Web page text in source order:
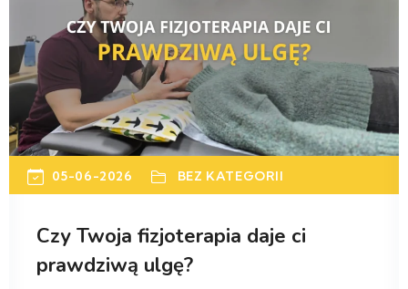
05-06-2026 BEZ KATEGORII
Czy Twoja fizjoterapia daje ci
prawdziwą ulgę?